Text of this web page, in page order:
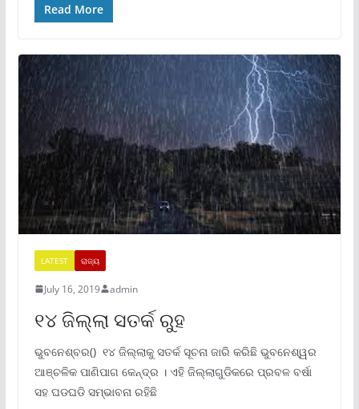
Read More
LATEST ରାଜ୍ୟ
July 16, 2019 admin
୧୪ ଜିଲ୍ଲା ସତର୍କ ରୁହ
ଭୁବନେଶ୍ବର() ୧୪ ଜିଲ୍ଲାକୁ ସତର୍କ ସୂଚନା ଜାରି କରିଛି ଭୁବନେଶ୍ୱର
ଆଞ୍ଚଳିକ ପାଣିପାଗ କେନ୍ଦ୍ର । ଏହି ଜିଲ୍ଲାଗୁଡିକରେ ପ୍ରବଳ ବର୍ଷା
ସହ ଘଡଘଡି ସମ୍ଭାବନା ରହିଛି